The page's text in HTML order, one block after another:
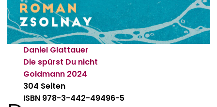
Daniel Glattauer
Die spürst Du nicht
Goldmann 2024
304 Seiten
ISBN 978-3-442-49496-5